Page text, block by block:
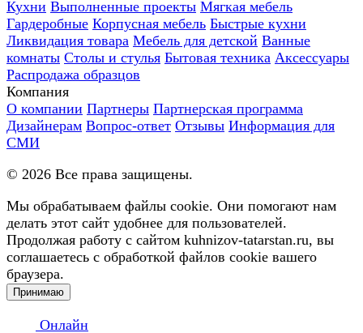
Кухни Выполненные проекты Мягкая мебель
Гардеробные Корпусная мебель Быстрые кухни
Ликвидация товара Мебель для детской Ванные
комнаты Столы и стулья Бытовая техника Аксессуары
Распродажа образцов
Компания
О компании Партнеры Партнерская программа
Дизайнерам Вопрос-ответ Отзывы Информация для
СМИ
© 2026 Все права защищены.
Мы обрабатываем файлы cookie. Они помогают нам
делать этот сайт удобнее для пользователей.
Продолжая работу с сайтом kuhnizov-tatarstan.ru, вы
соглашаетесь с обработкой файлов cookie вашего
браузера.
Принимаю
Онлайн